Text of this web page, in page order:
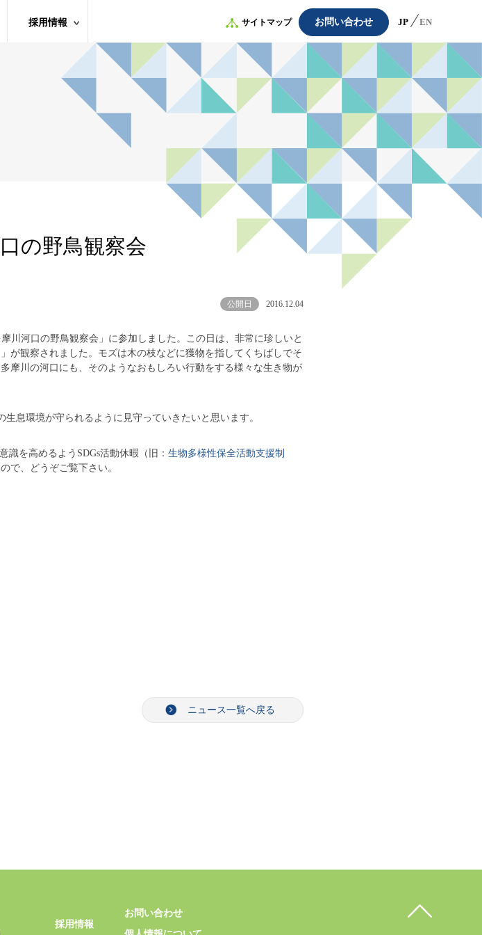
採用情報 サイトマップ お問い合わせ JP EN
の野鳥観察会
公開日 2016.12.04
川河口の野鳥観察会」に参加しました。この日は、非常に珍しいと
が観察されました。モズは木の枝などに獲物を指してくちばしでそ
摩川の河口にも、そのようなおもしろい行動をする様々な生き物が
息環境が守られるように見守っていきたいと思います。
を高めるようSDGs活動休暇（旧： 生物多様性保全活動支援制
で、どうぞご覧下さい。
ニュース一覧へ戻る
採用情報
お問い合わせ